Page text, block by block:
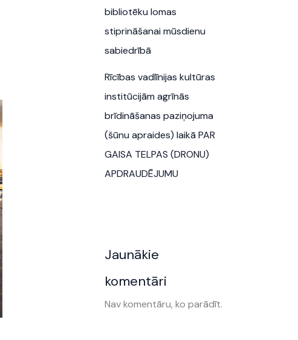
bibliotēku lomas
stiprināšanai mūsdienu
sabiedrībā
Rīcības vadlīnijas kultūras
institūcijām agrīnās
brīdināšanas paziņojuma
(šūnu apraides) laikā PAR
GAISA TELPAS (DRONU)
APDRAUDĒJUMU
Jaunākie
komentāri
Nav komentāru, ko parādīt.